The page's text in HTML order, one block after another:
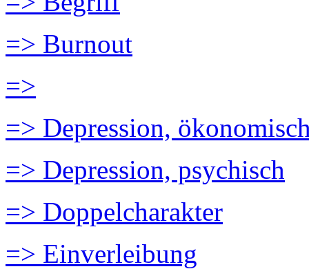
=> Burnout
=>
=> Depression,
=> Depression, psychisch
=> Doppelcharakter
=> Einverleibung